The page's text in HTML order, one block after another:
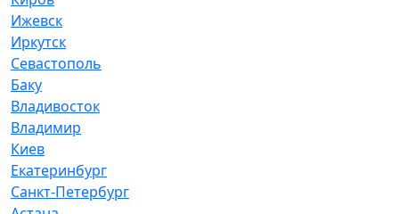
Ижевск
Иркутск
Севастополь
Баку
Владивосток
Владимир
Киев
Екатеринбург
Санкт-Петербург